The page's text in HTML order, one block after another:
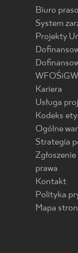
Biuro
System
Projekty
WFOŚiGW
Kariera
Usługa
Kodeks
Ogólne
Strategia
prawa
Kontakt
Polityka
Mapa